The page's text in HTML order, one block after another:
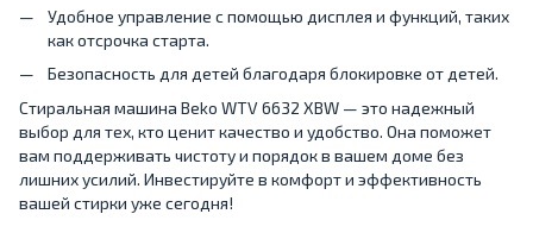
Удобное управление с помощью дисплея и функций, таких
как отсрочка старта.
Безопасность для детей благодаря блокировке от детей.
Стиральная машина Beko WTV 6632 XBW — это надежный
выбор для тех, кто ценит качество и удобство. Она поможет
вам поддерживать чистоту и порядок в вашем доме без
лишних усилий. Инвестируйте в комфорт и эффективность
вашей стирки уже сегодня!